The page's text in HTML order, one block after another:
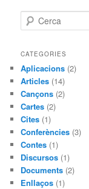
e
c
CATEGORIES
Aplicacions (2)
Articles (14)
Cançons (2)
Cartes (2)
Cites (1)
Conferències (3)
Contes (1)
Discursos (1)
Documents (2)
Enllaços (1)